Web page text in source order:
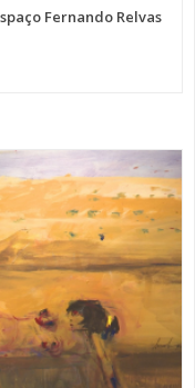
Fernando Relvas